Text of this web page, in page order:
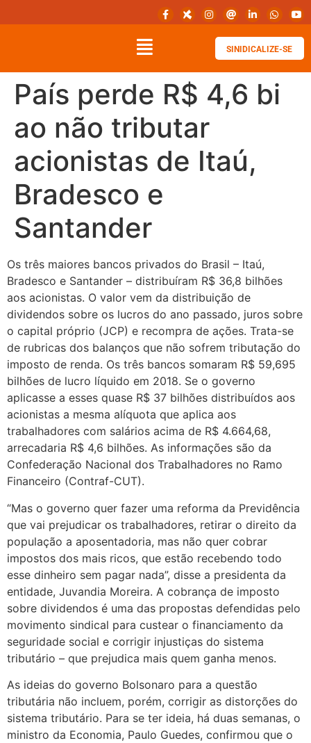
SINIDICALIZE-SE
País perde R$ 4,6 bi
ao não tributar
acionistas de Itaú,
Bradesco e
Santander
Os três maiores bancos privados do Brasil – Itaú,
Bradesco e Santander – distribuíram R$ 36,8 bilhões
aos acionistas. O valor vem da distribuição de
dividendos sobre os lucros do ano passado, juros sobre
o capital próprio (JCP) e recompra de ações. Trata-se
de rubricas dos balanços que não sofrem tributação do
imposto de renda. Os três bancos somaram R$ 59,695
bilhões de lucro líquido em 2018. Se o governo
aplicasse a esses quase R$ 37 bilhões distribuídos aos
acionistas a mesma alíquota que aplica aos
trabalhadores com salários acima de R$ 4.664,68,
arrecadaria R$ 4,6 bilhões. As informações são da
Confederação Nacional dos Trabalhadores no Ramo
Financeiro (Contraf-CUT).
“Mas o governo quer fazer uma reforma da Previdência
que vai prejudicar os trabalhadores, retirar o direito da
população a aposentadoria, mas não quer cobrar
impostos dos mais ricos, que estão recebendo todo
esse dinheiro sem pagar nada”, disse a presidenta da
entidade, Juvandia Moreira. A cobrança de imposto
sobre dividendos é uma das propostas defendidas pelo
movimento sindical para custear o financiamento da
seguridade social e corrigir injustiças do sistema
tributário – que prejudica mais quem ganha menos.
As ideias do governo Bolsonaro para a questão
tributária não incluem, porém, corrigir as distorções do
sistema tributário. Para se ter ideia, há duas semanas, o
ministro da Economia, Paulo Guedes, confirmou que o